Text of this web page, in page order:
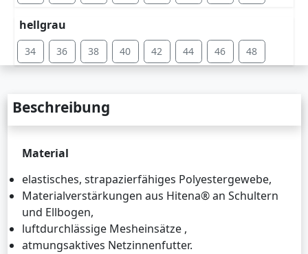
hellgrau
34 36 38 40 42 44 46 48
Beschreibung
Material
elastisches, strapazierfähiges Polyestergewebe,
Materialverstärkungen aus Hitena® an Schultern
und Ellbogen,
luftdurchlässige Mesheinsätze ,
atmungsaktives Netzinnenfutter.